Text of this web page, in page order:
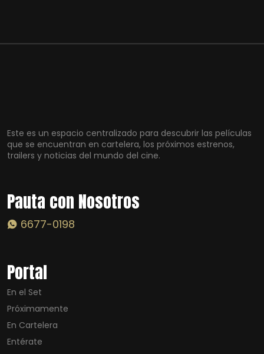
Este es un espacio centralizado para descubrir las películas
que se encuentran en cartelera, los próximos estrenos,
trailers y noticias del mundo del cine.
Pauta con Nosotros
6677-0198
Portal
En el Set
Próximamente
En Cartelera
Entérate